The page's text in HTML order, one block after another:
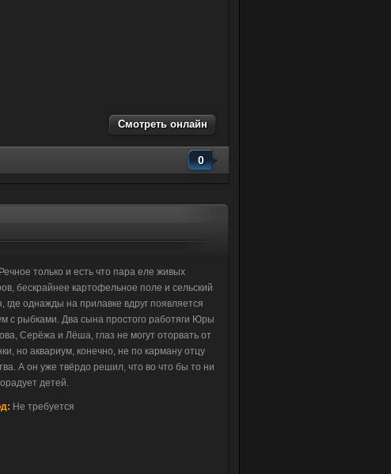
Смотреть онлайн
0
только и есть что пара еле живых
бескрайнее картофельное поле и сельский
где однажды на прилавке вдруг появляется
с рыбками. Два сына простого работяги Юры
Серёжа и Лёша, глаз не могут оторвать от
но аквариум, конечно, не по карману отцу
А он уже твёрдо решил, что во что бы то ни
детей.
Не требуется